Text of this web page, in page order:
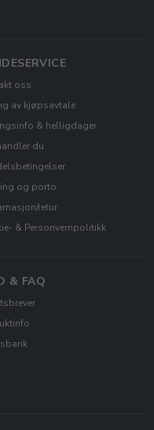
oss
av kjøpsavtale
& helligdager
du
og porto
retur
& Personvernpolitikk
& FAQ